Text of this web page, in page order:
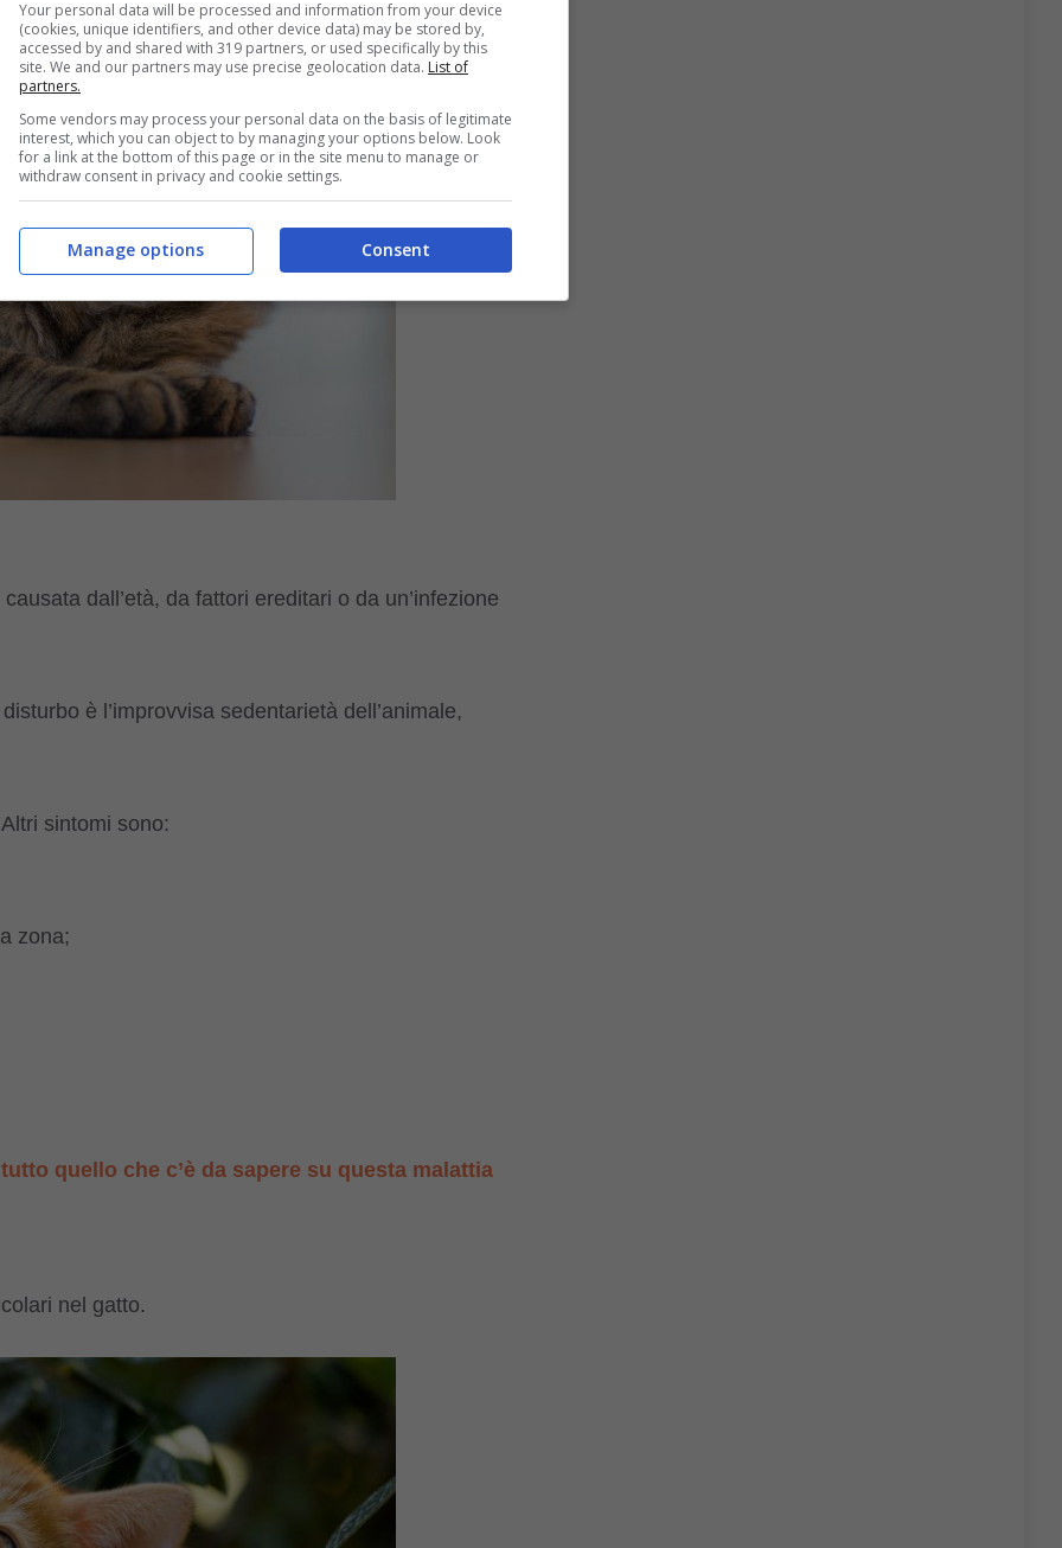
dall’età, da fattori ereditari o da un’infezione
è l’improvvisa sedentarietà dell’animale,
sintomi sono:
zona;
quello che c’è da sapere su questa malattia
nel gatto.
Your personal data will be processed and information from your device
(cookies, unique identifiers, and other device data) may be stored by,
accessed by and shared with 319 partners, or used specifically by this
site. We and our partners may use precise geolocation data. List of
partners.
Some vendors may process your personal data on the basis of legitimate
interest, which you can object to by managing your options below. Look
for a link at the bottom of this page or in the site menu to manage or
withdraw consent in privacy and cookie settings.
Consent
Manage options